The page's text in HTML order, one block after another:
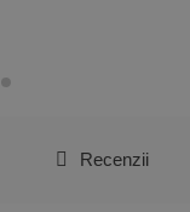
Recenzii